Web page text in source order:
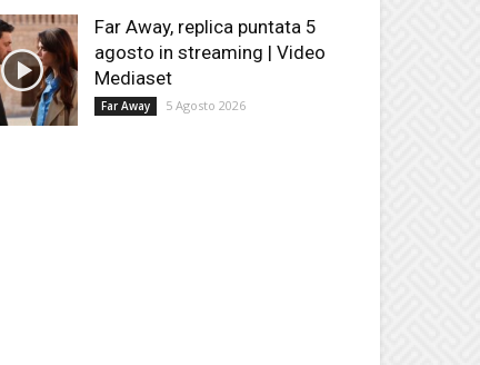
Far Away, replica puntata 5
agosto in streaming | Video
Mediaset
Far Away 5 Agosto 2026